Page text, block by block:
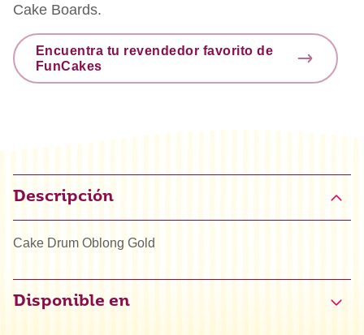
Cake Boards.
Encuentra tu revendedor favorito de
FunCakes
Descripción
Cake Drum Oblong Gold
Disponible en